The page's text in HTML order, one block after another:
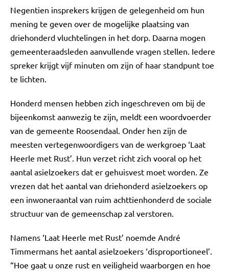
Negentien insprekers krijgen de gelegenheid om hun
mening te geven over de mogelijke plaatsing van
driehonderd vluchtelingen in het dorp. Daarna mogen
gemeenteraadsleden aanvullende vragen stellen. Iedere
spreker krijgt vijf minuten om zijn of haar standpunt toe
te lichten.
Honderd mensen hebben zich ingeschreven om bij de
bijeenkomst aanwezig te zijn, meldt een woordvoerder
van de gemeente Roosendaal. Onder hen zijn de
meesten vertegenwoordigers van de werkgroep ‘Laat
Heerle met Rust’. Hun verzet richt zich vooral op het
aantal asielzoekers dat er gehuisvest moet worden. Ze
vrezen dat het aantal van driehonderd asielzoekers op
een inwoneraantal van ruim achttienhonderd de sociale
structuur van de gemeenschap zal verstoren.
Namens ‘Laat Heerle met Rust’ noemde André
Timmermans het aantal asielzoekers ‘disproportioneel’.
“Hoe gaat u onze rust en veiligheid waarborgen en hoe